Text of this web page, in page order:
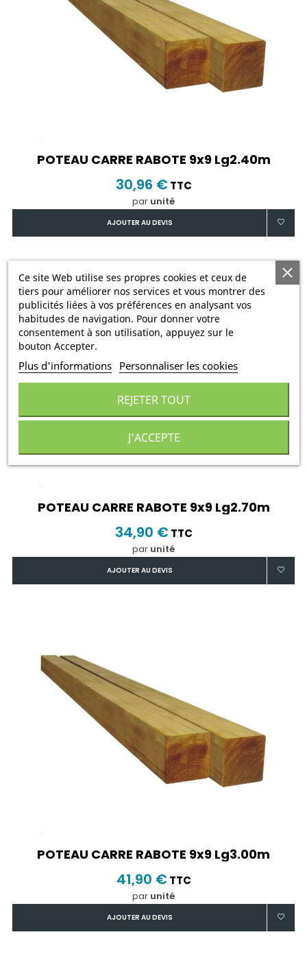
POTEAU CARRE RABOTE 9x9 Lg2.40m
30,96 € TTC
par unité
AJOUTER AU DEVIS
POTEAU CARRE RABOTE 9x9 Lg2.70m
34,90 € TTC
par unité
AJOUTER AU DEVIS
POTEAU CARRE RABOTE 9x9 Lg3.00m
41,90 € TTC
par unité
AJOUTER AU DEVIS
Ce site Web utilise ses propres cookies et ceux de
tiers pour améliorer nos services et vous montrer des
publicités liées à vos préférences en analysant vos
habitudes de navigation. Pour donner votre
consentement à son utilisation, appuyez sur le
bouton Accepter.
Plus d'informations Personnaliser les cookies
REJETER TOUT
J'ACCEPTE